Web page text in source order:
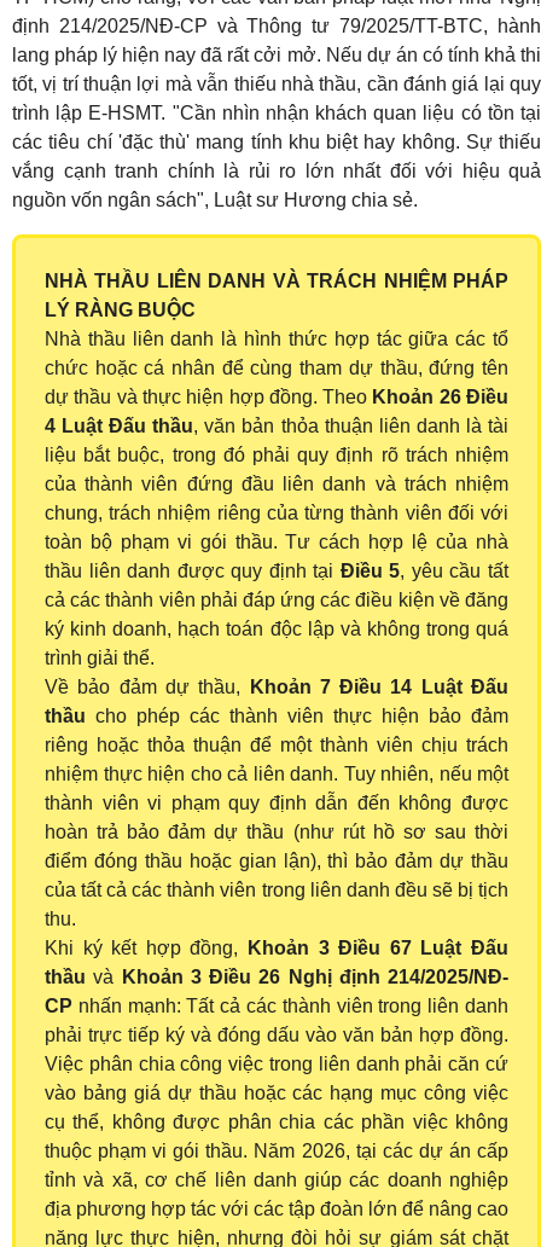
định 214/2025/NĐ-CP và Thông tư 79/2025/TT-BTC, hành
lang pháp lý hiện nay đã rất cởi mở. Nếu dự án có tính khả thi
tốt, vị trí thuận lợi mà vẫn thiếu nhà thầu, cần đánh giá lại quy
trình lập E-HSMT. "Cần nhìn nhận khách quan liệu có tồn tại
các tiêu chí 'đặc thù' mang tính khu biệt hay không. Sự thiếu
vắng cạnh tranh chính là rủi ro lớn nhất đối với hiệu quả
nguồn vốn ngân sách", Luật sư Hương chia sẻ.
NHÀ THẦU LIÊN DANH VÀ TRÁCH NHIỆM PHÁP
LÝ RÀNG BUỘC
Nhà thầu liên danh là hình thức hợp tác giữa các tổ
chức hoặc cá nhân để cùng tham dự thầu, đứng tên
dự thầu và thực hiện hợp đồng. Theo Khoản 26 Điều
4 Luật Đấu thầu, văn bản thỏa thuận liên danh là tài
liệu bắt buộc, trong đó phải quy định rõ trách nhiệm
của thành viên đứng đầu liên danh và trách nhiệm
chung, trách nhiệm riêng của từng thành viên đối với
toàn bộ phạm vi gói thầu. Tư cách hợp lệ của nhà
thầu liên danh được quy định tại Điều 5, yêu cầu tất
cả các thành viên phải đáp ứng các điều kiện về đăng
ký kinh doanh, hạch toán độc lập và không trong quá
trình giải thể.
Về bảo đảm dự thầu,
Khoản 7 Điều 14 Luật Đấu
thầu cho phép các thành viên thực hiện bảo đảm
riêng hoặc thỏa thuận để một thành viên chịu trách
nhiệm thực hiện cho cả liên danh. Tuy nhiên, nếu một
thành viên vi phạm quy định dẫn đến không được
hoàn trả bảo đảm dự thầu (như rút hồ sơ sau thời
điểm đóng thầu hoặc gian lận), thì bảo đảm dự thầu
của tất cả các thành viên trong liên danh đều sẽ bị tịch
thu.
Khi ký kết hợp đồng,
Khoản 3 Điều 67 Luật Đấu
thầu và
Khoản 3 Điều 26 Nghị định 214/2025/NĐ-
CP nhấn mạnh: Tất cả các thành viên trong liên danh
phải trực tiếp ký và đóng dấu vào văn bản hợp đồng.
Việc phân chia công việc trong liên danh phải căn cứ
vào bảng giá dự thầu hoặc các hạng mục công việc
cụ thể, không được phân chia các phần việc không
thuộc phạm vi gói thầu. Năm 2026, tại các dự án cấp
tỉnh và xã, cơ chế liên danh giúp các doanh nghiệp
địa phương hợp tác với các tập đoàn lớn để nâng cao
năng lực thực hiện, nhưng đòi hỏi sự giám sát chặt